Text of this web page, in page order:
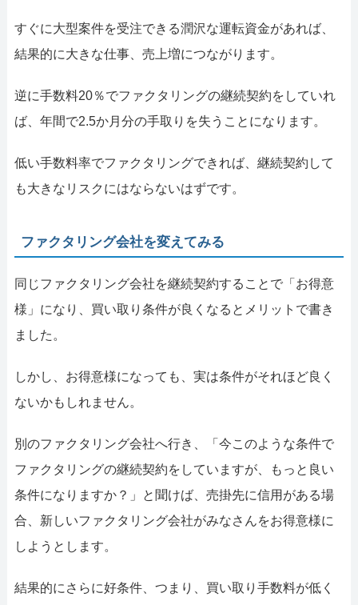
すぐに大型案件を受注できる潤沢な運転資金があれば、
結果的に大きな仕事、売上増につながります。
逆に手数料20％でファクタリングの継続契約をしていれ
ば、年間で2.5か月分の手取りを失うことになります。
低い手数料率でファクタリングできれば、継続契約して
も大きなリスクにはならないはずです。
ファクタリング会社を変えてみる
同じファクタリング会社を継続契約することで「お得意
様」になり、買い取り条件が良くなるとメリットで書き
ました。
しかし、お得意様になっても、実は条件がそれほど良く
ないかもしれません。
別のファクタリング会社へ行き、「今このような条件で
ファクタリングの継続契約をしていますが、もっと良い
条件になりますか？」と聞けば、売掛先に信用がある場
合、新しいファクタリング会社がみなさんをお得意様に
しようとします。
結果的にさらに好条件、つまり、買い取り手数料が低く